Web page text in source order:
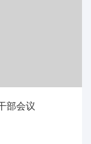
部会议